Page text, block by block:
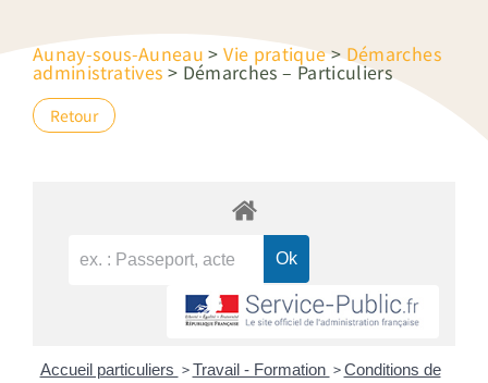
Aunay-sous-Auneau >Vie pratique>Démarches
administratives > Démarches – Particuliers
Retour
Accueil particuliers > Travail - Formation > Conditions de